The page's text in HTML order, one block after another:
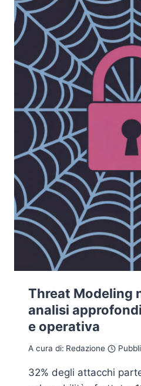
UN
CISO:
LA
GUIDA
STRATEGICA
DEL
2026
Threat Modeling
analisi
e operativa
A cura di: Redazione
32% degli attacchi